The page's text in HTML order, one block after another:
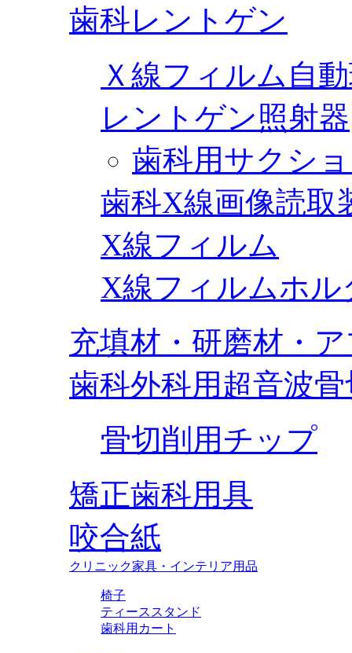
歯科レントゲン
Ｘ線フィルム自
レントゲン照射器
歯科用サクシ
歯科X線画像読取
X線フィルム
X線フィルムホル
充填材・研磨材・
歯科外科用超音波
骨切削用チップ
矯正歯科用具
咬合紙
クリニック家具・インテリア用品
椅子
ティーススタンド
歯科用カート